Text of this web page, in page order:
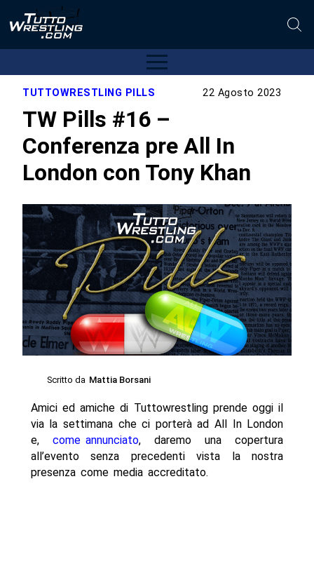
TUTTOWRESTLING PILLS 22 Agosto 2023
TW Pills #16 –
Conferenza pre All In
London con Tony Khan
Scritto da Mattia Borsani
Amici ed amiche di Tuttowrestling prende oggi il
via la settimana che ci porterà ad All In London
e, come annunciato, daremo una copertura
all’evento senza precedenti vista la nostra
presenza come media accreditato.